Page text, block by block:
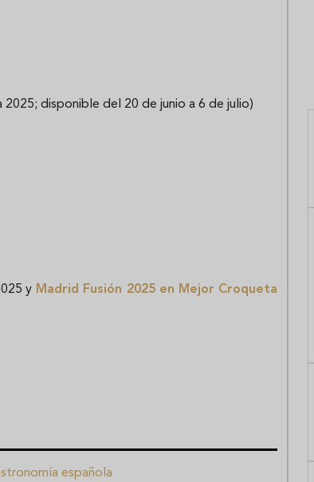
disponible del 20 de junio a 6 de julio)
y Madrid Fusión 2025 en Mejor Croqueta
española